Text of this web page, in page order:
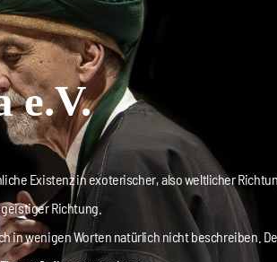
e.V.
Existenz in exoterischer, also weltlicher
Richtung.
in wenigen Worten natürlich nicht beschreiben.